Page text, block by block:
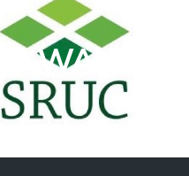
WALSH...